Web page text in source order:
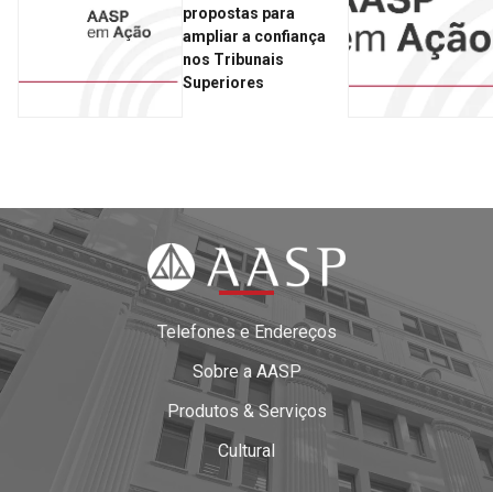
propostas para
ampliar a confiança
nos Tribunais
Superiores
Telefones e Endereços
Sobre a AASP
Produtos & Serviços
Cultural